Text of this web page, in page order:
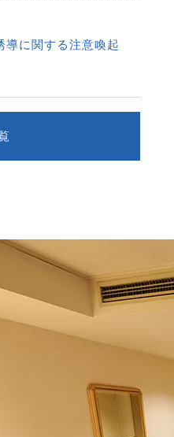
導に関する注意喚起